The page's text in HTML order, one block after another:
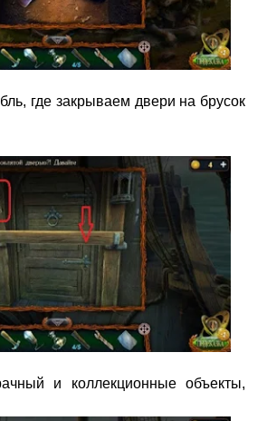
где закрываем двери на брусок
и коллекционные объекты,